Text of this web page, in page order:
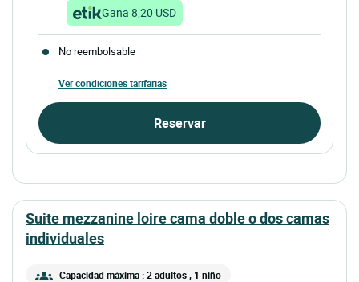
Gana 8,20 USD
No reembolsable
Ver condiciones tarifarias
Reservar
suite mezzanine loire cama doble o dos camas
individuales
Capacidad máxima : 2 adultos, 1 niño